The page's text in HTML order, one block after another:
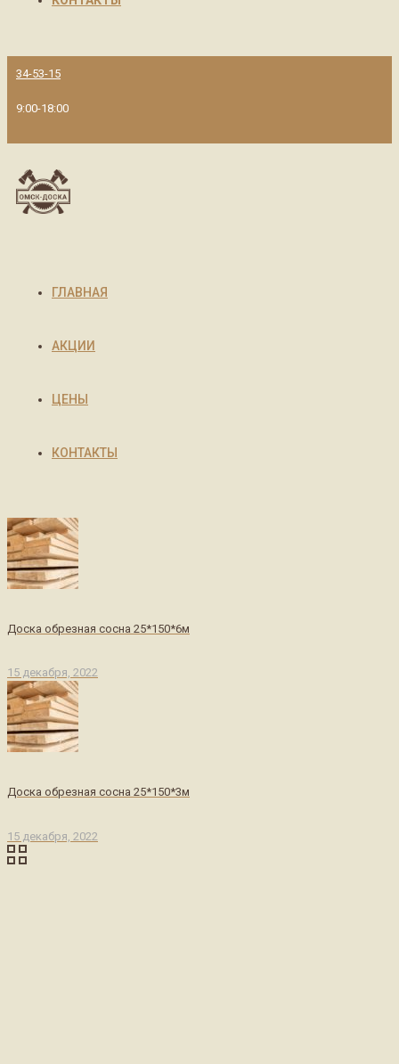
34-53-15
9:00-18:00
ГЛАВНАЯ
АКЦИИ
ЦЕНЫ
КОНТАКТЫ
Доска обрезная сосна 25*150*6м
15 декабря, 2022
Доска обрезная сосна 25*150*3м
15 декабря, 2022